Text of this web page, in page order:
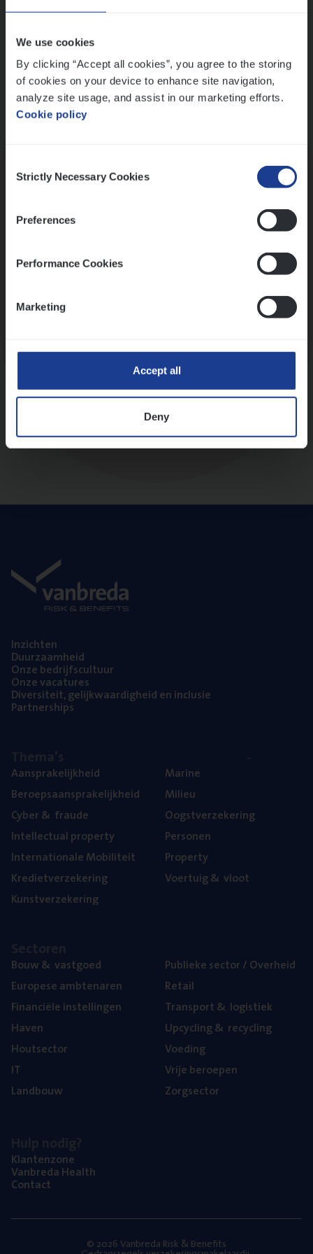
We use cookies
By clicking “Accept all cookies”, you agree to the storing
of cookies on your device to enhance site navigation,
analyze site usage, and assist in our marketing efforts.
Cookie policy
Selection
Strictly Necessary Cookies
Preferences
Performance Cookies
Marketing
Accept all
Deny
Inzich­ten
Duur­zaam­heid
Onze bedrijfs­cul­tuur
Onze vaca­tu­res
Diver­si­teit, gelijk­waar­dig­heid en inclusie
Part­ner­ships
Aan­spra­ke­lijk­heid
Beroeps­aan­spra­ke­lijk­heid
Cyber& fraude
Intel­lec­tu­al property
Inter­na­ti­o­na­le Mobiliteit
Kre­diet­ver­ze­ke­ring
Kunst­ver­ze­ke­ring
Mari­ne
Mili­eu
Oogst­ver­ze­ke­ring
Per­so­nen
Pro­per­ty
Voer­tuig& vloot
Bouw& vastgoed
Euro­pe­se ambtenaren
Finan­ci­ë­le instellingen
Haven
Hout­sec­tor
IT
Land­bouw
Publie­ke sec­tor / Overheid
Retail
Trans­port& logistiek
Upcy­cling& recycling
Voe­ding
Vrije beroe­pen
Zorg­sec­tor
Klan­ten­zo­ne
Van­b­re­da Health
Con­tact
© 2026 Vanbreda Risk & Benefits